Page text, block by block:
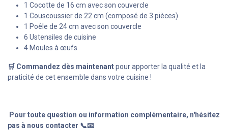
1 Cocotte de 16 cm avec son couvercle
1 Couscoussier de 22 cm (composé de 3 pièces)
1 Poêle de 24 cm avec son couvercle
6 Ustensiles de cuisine
4 Moules à œufs
🛒 Commandez dès maintenantpour apporter la qualité et la
praticité de cet ensemble dans votre cuisine !
Pour toute question ou information complémentaire, n'hésitez
pas à nous contacter 📞📧